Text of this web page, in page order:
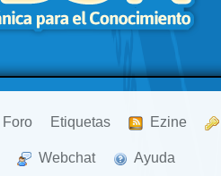
Foro Etiquetas Ezine
Webchat Ayuda